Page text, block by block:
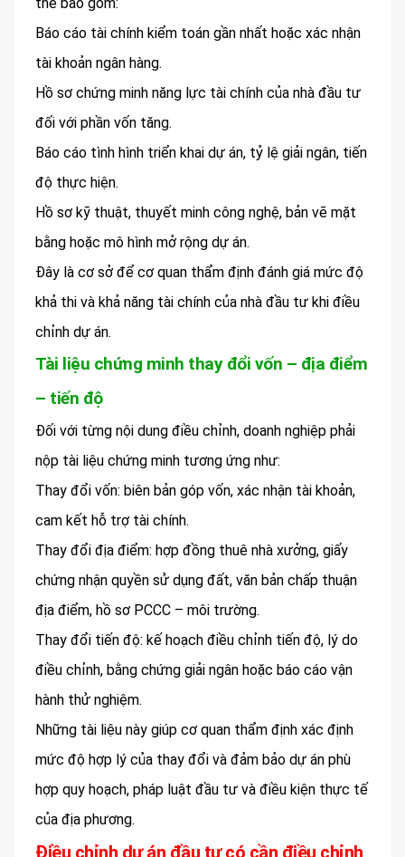
thể bao gồm:
Báo cáo tài chính kiểm toán gần nhất hoặc xác nhận
tài khoản ngân hàng.
Hồ sơ chứng minh năng lực tài chính của nhà đầu tư
đối với phần vốn tăng.
Báo cáo tình hình triển khai dự án, tỷ lệ giải ngân, tiến
độ thực hiện.
Hồ sơ kỹ thuật, thuyết minh công nghệ, bản vẽ mặt
bằng hoặc mô hình mở rộng dự án.
Đây là cơ sở để cơ quan thẩm định đánh giá mức độ
khả thi và khả năng tài chính của nhà đầu tư khi điều
chỉnh dự án.
Tài liệu chứng minh thay đổi vốn – địa điểm
– tiến độ
Đối với từng nội dung điều chỉnh, doanh nghiệp phải
nộp tài liệu chứng minh tương ứng như:
Thay đổi vốn: biên bản góp vốn, xác nhận tài khoản,
cam kết hỗ trợ tài chính.
Thay đổi địa điểm: hợp đồng thuê nhà xưởng, giấy
chứng nhận quyền sử dụng đất, văn bản chấp thuận
địa điểm, hồ sơ PCCC – môi trường.
Thay đổi tiến độ: kế hoạch điều chỉnh tiến độ, lý do
điều chỉnh, bằng chứng giải ngân hoặc báo cáo vận
hành thử nghiệm.
Những tài liệu này giúp cơ quan thẩm định xác định
mức độ hợp lý của thay đổi và đảm bảo dự án phù
hợp quy hoạch, pháp luật đầu tư và điều kiện thực tế
của địa phương.